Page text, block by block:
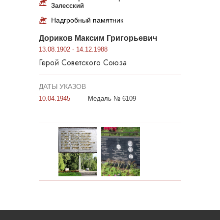
Залесский
Надгробный памятник
Дориков Максим Григорьевич
13.08.1902 - 14.12.1988
Герой Советского Союза
ДАТЫ УКАЗОВ
10.04.1945 Медаль № 6109